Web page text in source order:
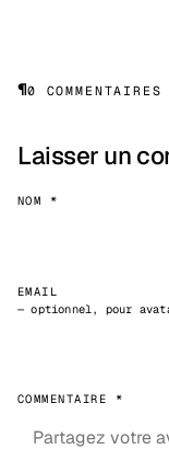
¶0 COMMENTAIRES
Laisser un
NOM *
EMAIL
— optionnel, pour
COMMENTAIRE *